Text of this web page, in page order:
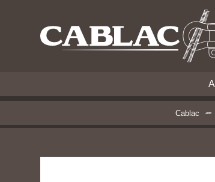
Cablac